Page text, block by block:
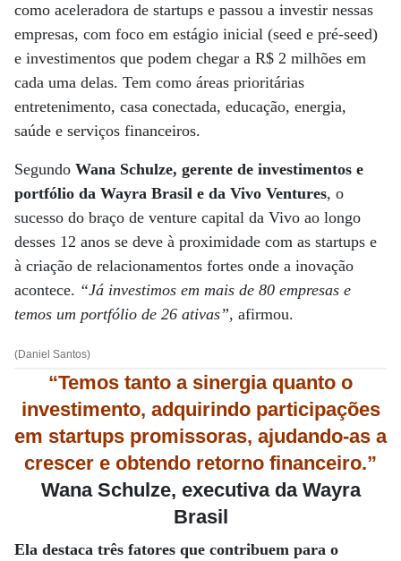
como aceleradora de startups e passou a investir nessas
empresas, com foco em estágio inicial (seed e pré-seed)
e investimentos que podem chegar a R$ 2 milhões em
cada uma delas. Tem como áreas prioritárias
entretenimento, casa conectada, educação, energia,
saúde e serviços financeiros.
Segundo Wana Schulze, gerente de investimentos e
portfólio da Wayra Brasil e da Vivo Ventures, o
sucesso do braço de venture capital da Vivo ao longo
desses 12 anos se deve à proximidade com as startups e
à criação de relacionamentos fortes onde a inovação
acontece. “Já investimos em mais de 80 empresas e
temos um portfólio de 26 ativas”, afirmou.
(Daniel Santos)
“Temos tanto a sinergia quanto o
investimento, adquirindo participações
em startups promissoras, ajudando-as a
crescer e obtendo retorno financeiro.”
Wana Schulze, executiva da Wayra
Brasil
Ela destaca três fatores que contribuem para o